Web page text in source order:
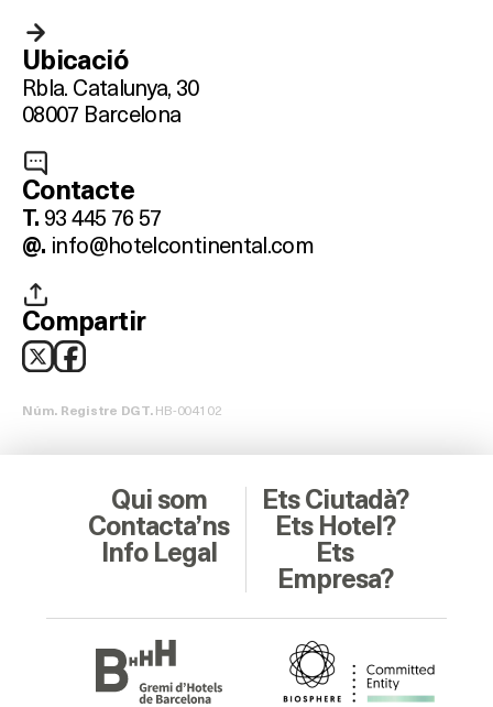
Ubicació
Rbla. Catalunya, 30
08007 Barcelona
Contacte
T. 93 445 76 57
@. info@hotelcontinental.com
Compartir
Núm. Registre DGT. HB-004102
Qui som
Contacta’ns
Info Legal
Ets Ciutadà?
Ets Hotel?
Ets
Empresa?